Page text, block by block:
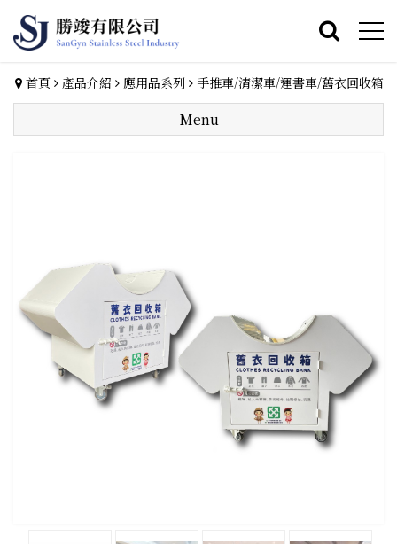
首頁 產品介紹 應用品系列 手推車/清潔車/運書車/舊衣回收箱
Menu